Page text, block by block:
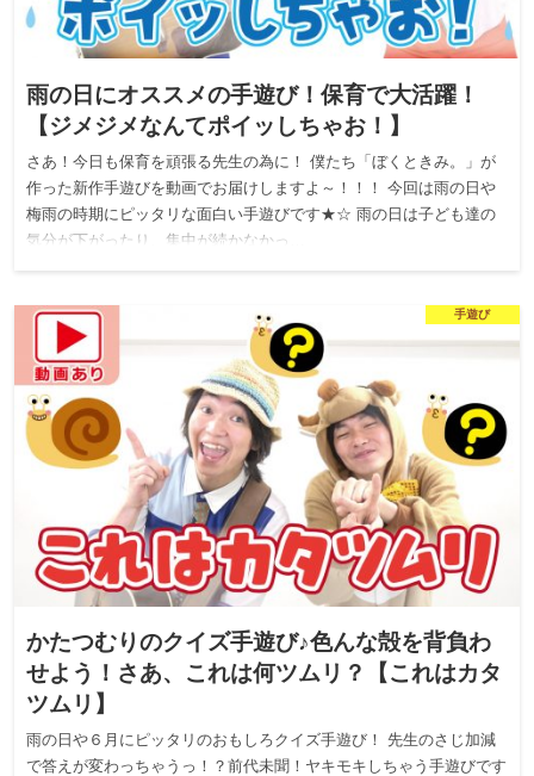
雨の日にオススメの手遊び！保育で大活躍！
【ジメジメなんてポイッしちゃお！】
さあ！今日も保育を頑張る先生の為に！ 僕たち「ぼくときみ。」が
作った新作手遊びを動画でお届けしますよ～！！！ 今回は雨の日や
梅雨の時期にピッタリな面白い手遊びです★☆ 雨の日は子ども達の
気分が下がったり、集中が続かなかっ…
手遊び
かたつむりのクイズ手遊び♪色んな殻を背負わ
せよう！さあ、これは何ツムリ？【これはカタ
ツムリ】
雨の日や６月にピッタリのおもしろクイズ手遊び！ 先生のさじ加減
で答えが変わっちゃうっ！？前代未聞！ヤキモキしちゃう手遊びです